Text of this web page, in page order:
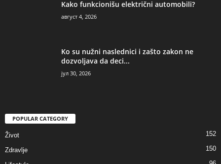
Kako funkcionišu električni automobili?
август 4, 2026
Ko su nužni naslednici i zašto zakon ne
dozvoljava da deci...
јул 30, 2026
POPULAR CATEGORY
Život 152
Zdravlje 150